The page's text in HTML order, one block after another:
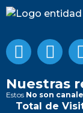
Nuestras
Estos No son
Total de